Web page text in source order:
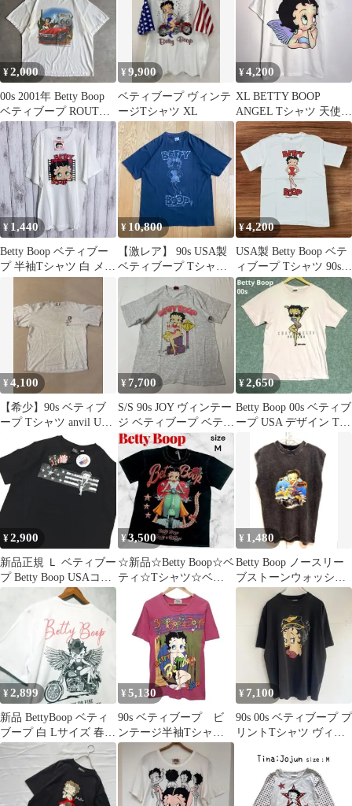
¥2,000
00s 2001年 Betty Boop
ベティブープ ROUTE
66 Tシャツ
TENNESSEE RIVER コ
ルベット アメ車 ルート
66
¥9,900
ベティブープ ヴィンテ
ージTシャツ XL
¥4,200
XL BETTY BOOP
ANGEL Tシャツ 天使
ベティブープ エンジェ
ル
¥ 1,440
Betty Boop ベティブー
プ 半袖Tシャツ 白 メン
¥ 10,800
【激レア】 90s USA製
ベティブープ Tシャツ
シングルステッチ L 黒
¥4,200
USA製 Betty Boop ベテ
ィブープ Tシャツ 90s
白 M 両面
¥4,100
【希少】90s ベティブ
ープ Tシャツ anvil USA
製 シングルステッチL
¥ 7,700
S/S 90s JOY ヴィンテー
ジ ベティブープ ベティ
ちゃん Tシャツ
¥2,650
Betty Boop 00s ベティブ
ープ USA デザイン Tシ
¥2,900
新品正規 Ｌ ベティブー
プ Betty Boop USAコッ
トン Tシャツ 米綿
¥3,500
☆新品☆Betty Boop☆ベ
ティ☆Tシャツ☆ベス
パ☆バイク☆バンT☆
黒☆ML
¥ 1,480
Betty Boop ノースリー
ブストーンウォッシュ
Tシャツ
¥2,899
新品 BettyBoop ベティ
ブープ 白 Lサイズ 春夏
Tシャツ
¥ 5,130
90s ベティブープ ビ
ンテージ半袖Tシャ
ツ オフィシャル シ
ングルステッチ
¥ 7,100
90s 00s ベティブープ プ
リントTシャツ ヴィン